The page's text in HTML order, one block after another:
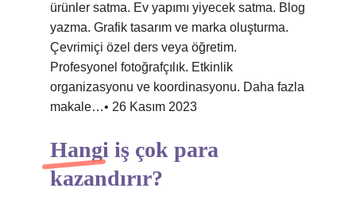
ürünler satma. Ev yapımı yiyecek satma. Blog
yazma. Grafik tasarım ve marka oluşturma.
Çevrimiçi özel ders veya öğretim.
Profesyonel fotoğrafçılık. Etkinlik
organizasyonu ve koordinasyonu. Daha fazla
makale…• 26 Kasım 2023
Hangi iş çok para
kazandırır?